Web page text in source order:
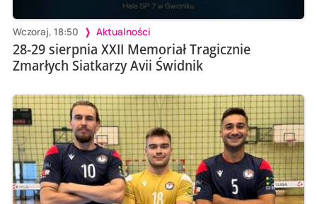
Wczoraj, 18:50 Aktualności
28-29 sierpnia XXII Memoriał Tragicznie
Zmarłych Siatkarzy Avii Świdnik